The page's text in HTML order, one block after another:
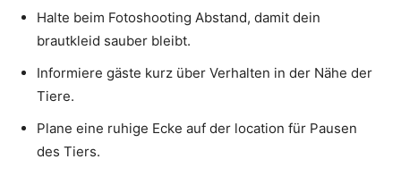
Halte beim Fotoshooting Abstand, damit dein
brautkleid sauber bleibt.
Informiere gäste kurz über Verhalten in der Nähe der
Tiere.
Plane eine ruhige Ecke auf der location für Pausen
des Tiers.